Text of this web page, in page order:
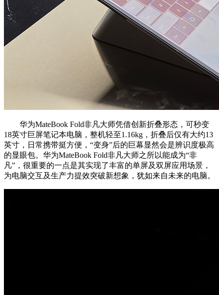
华为MateBook Fold非凡大师凭借创新折叠形态，可秒变
18英寸巨屏笔记本电脑，整机轻至1.16kg，折叠后仅有大约13
英寸，日常携带挺方便，“变身”后的巨幕显然会是辨识度极高
的显眼包。华为MateBook Fold非凡大师之所以能成为“非
凡”，很重要的一点是其实现了丰富的单屏及双屏应用场景，
为电脑交互及生产力提效突破新想象，犹如来自未来的电脑。